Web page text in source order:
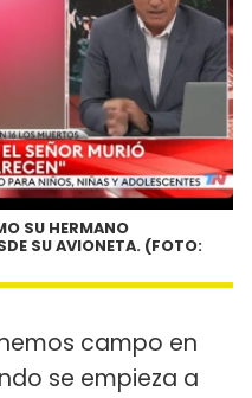
SU HERMANO
SU AVIONETA. (FOTO:
campo en
se empieza a